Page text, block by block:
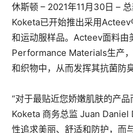
休斯顿 – 2021年11月30日 –
Koketa已开始推出采用
和运动服样品。Acteev面料由
Performance Materials生产
和织物中，从而发挥其抗菌防
“对于最贴近您娇嫩肌肤的产
Koketa 商务总监 Juan
性追求美丽、舒适和防护，而